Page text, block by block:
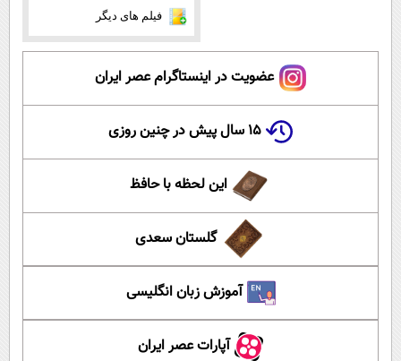
فیلم های دیگر
عضویت در اینستاگرام عصر ایران
۱۵ سال پیش در چنین روزی
این لحظه با حافظ
گلستان سعدی
آموزش زبان انگلیسی
آپارات عصر ایران